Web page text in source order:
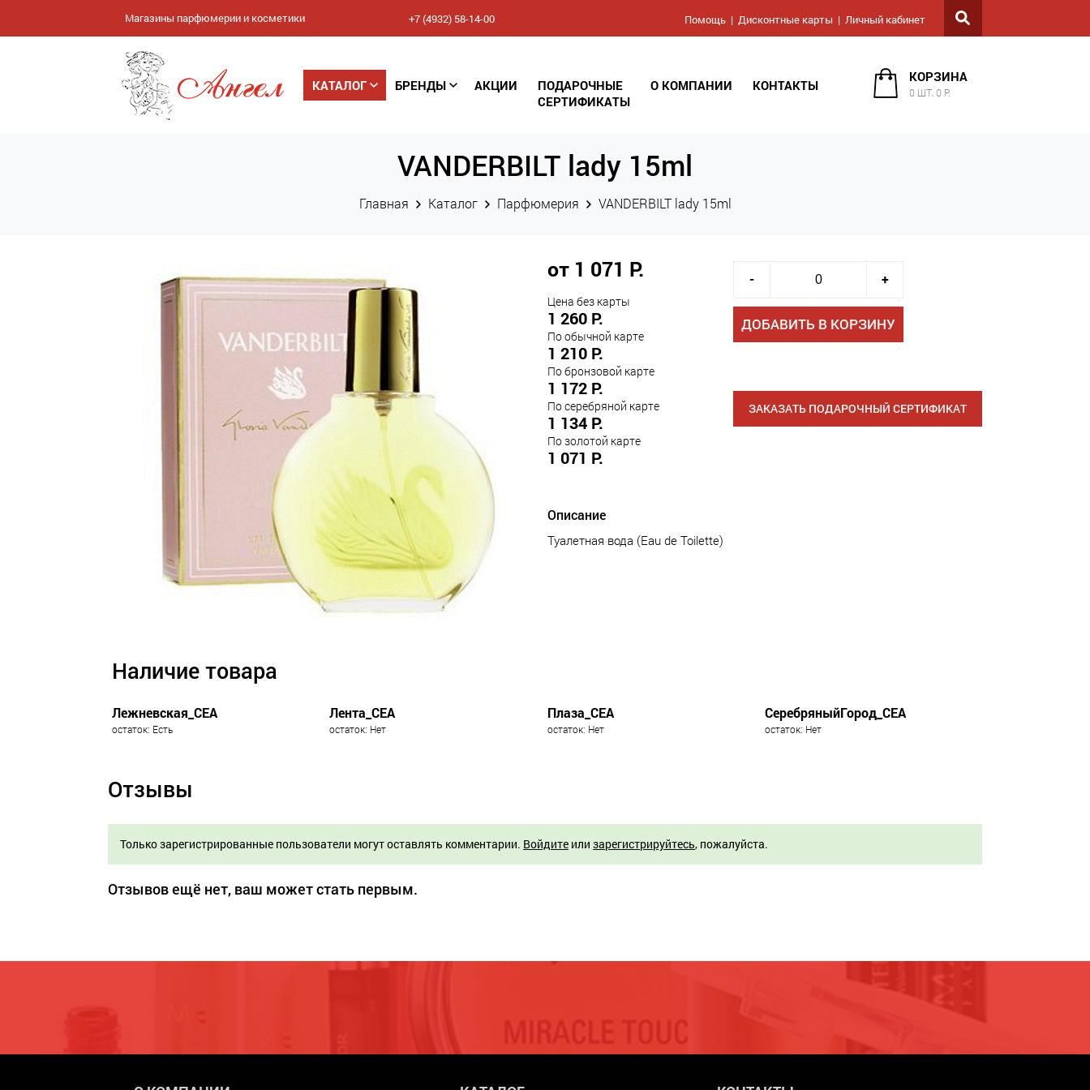
Магазины парфюмерии и косметики +7 (4932) 58-14-00
конфиденциальности
персональных данных)
Помощь Дисконтные карты Личный кабинет
КАТАЛОГ БРЕНДЫ АКЦИИ
ПОДАРОЧНЫЕ
СЕРТИФИКАТЫ
О КОМПАНИИ КОНТАКТЫ
КОРЗИНА
0 ШТ. 0 Р.
VANDERBILT lady 15ml
Главная Каталог Парфюмерия VANDERBILT lady 15ml
от 1 071 Р.
Цена без карты
1 260 Р.
По обычной карте
1 210 Р.
По бронзовой карте
1 172 Р.
По серебряной карте
1 134 Р.
По золотой карте
1 071 Р.
- +
ДОБАВИТЬ В КОРЗИНУ
ЗАКАЗАТЬ ПОДАРОЧНЫЙ СЕРТИФИКАТ
Описание
Туалетная вода (Eau de Toilette)
Наличие товара
Лежневская_СЕА
остаток: Есть
Лента_СЕА
остаток: Нет
Плаза_СЕА
остаток: Нет
СеребряныйГород_СЕА
остаток: Нет
Отзывы
Только зарегистрированные пользователи могут оставлять комментарии. Войдите или зарегистрируйтесь, пожалуйста.
Отзывов ещё нет, ваш может стать первым.